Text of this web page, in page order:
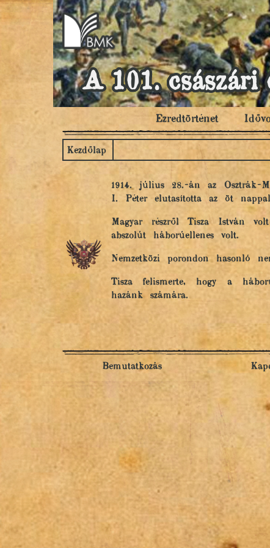
A 101. császári
Ezredtörténet
Kezdőlap
1914. július 28.-án az Osztrák-
I. Péter elutasította az öt
Magyar részről Tisza István
abszolút háborúellenes volt.
Nemzetközi porondon hasonló
Tisza felismerte, hogy a
hazánk számára.
Bemutatkozás